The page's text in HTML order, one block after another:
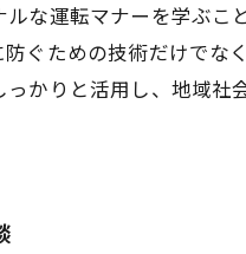
な運転マナーを学ぶ
ぐための技術だけで
かりと活用し、地域